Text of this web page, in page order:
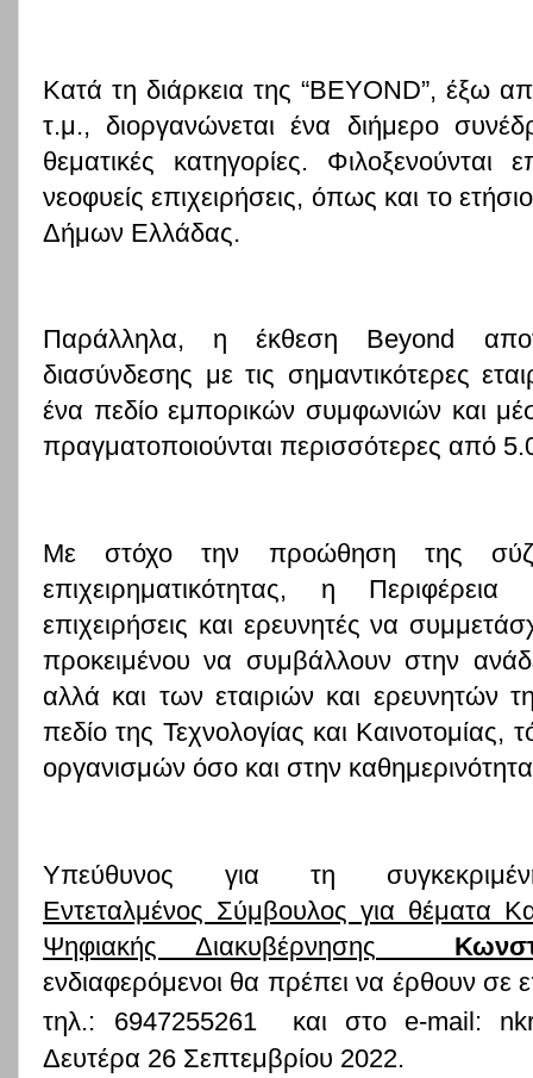
Κατά τη διάρκεια της “BEYOND”, έξω
τ.μ., διοργανώνεται ένα διήμερο
θεματικές κατηγορίες. Φιλοξενούνται
νεοφυείς επιχειρήσεις, όπως και το
Δήμων Ελλάδας.
Παράλληλα, η έκθεση Beyond
διασύνδεσης με τις σημαντικότερες
ένα πεδίο εμπορικών συμφωνιών και
πραγματοποιούνται περισσότερες από
Με στόχο την προώθηση της
επιχειρηματικότητας, η
επιχειρήσεις και ερευνητές να
προκειμένου να συμβάλλουν στην
αλλά και των εταιριών και ερευνητών
πεδίο της Τεχνολογίας και Καινοτομίας,
οργανισμών όσο και στην
Υπεύθυνος για τη
Εντεταλμένος Σύμβουλος για θέματα
Ψηφιακής Διακυβέρνησης
ενδιαφερόμενοι θα πρέπει να έρθουν σε
τηλ.:
6947255261 και στο e-mail:
Δευτέρα 26 Σεπτεμβρίου 2022.